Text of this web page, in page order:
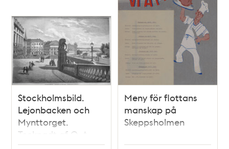
Stockholmsbild.
Lejonbacken och
Mynttorget.
Tecknadt af O. A.
Mankell, i Ny
Meny för flottans
manskap på
Skeppsholmen